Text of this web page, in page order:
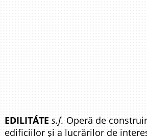
EDILITÁTE s.f. Operă de
edificiilor și a lucrărilor de